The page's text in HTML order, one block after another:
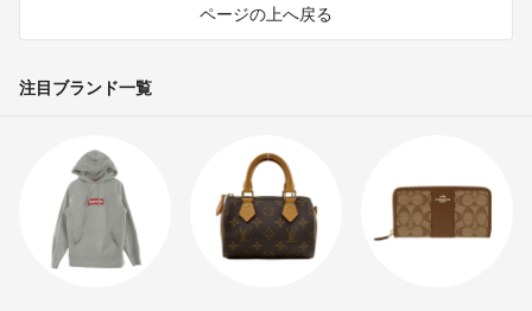
ページの上へ戻る
注目ブランド一覧